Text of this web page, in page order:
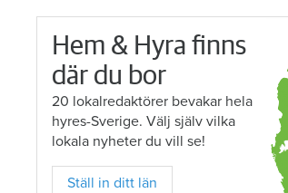
Hem & Hyra finns
där du bor
20 lokalredaktörer bevakar hela
hyres-Sverige. Välj själv vilka
lokala nyheter du vill se!
Ställ in ditt län